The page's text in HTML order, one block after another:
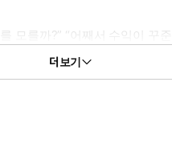
모를까?” “어째서 수익이 꾸
여 애써 모은 고객이 흐지부지
때문이다. 국내 최초로 퍼널 마
방법부터 구매를 유도하는 세일
더보기